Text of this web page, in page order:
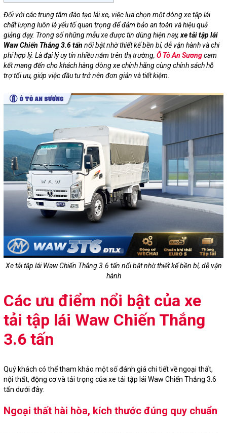
Đối với các trung tâm đào tạo lái xe, việc lựa chọn một dòng xe tập lái
chất lượng luôn là yếu tố quan trọng để đảm bảo an toàn và hiệu quả
giảng dạy. Trong số những mẫu xe được tin dùng hiện nay, xe tải tập lái
Waw Chiến Thắng 3.6 tấn nổi bật nhờ thiết kế bền bỉ, dễ vận hành và chi
phí hợp lý. Là đại lý uy tín nhiều năm trên thị trường, Ô Tô An Sươngcam
kết mang đến cho khách hàng dòng xe chính hãng cùng chính sách hỗ
trợ tối ưu, giúp việc đầu tư trở nên đơn giản và tiết kiệm.
Xe tải tập lái Waw Chiến Thắng 3.6 tấn nổi bật nhờ thiết kế bền bỉ, dễ vận
hành
Các ưu điểm nổi bật của xe
tải tập lái Waw Chiến Thắng
3.6 tấn
Quý khách có thể tham khảo một số đánh giá chi tiết về ngoại thất,
nội thất, động cơ và tải trọng của xe tải tập lái Waw Chiến Thắng 3.6
tấn dưới đây:
Ngoại thất hài hòa, kích thước đúng quy chuẩn